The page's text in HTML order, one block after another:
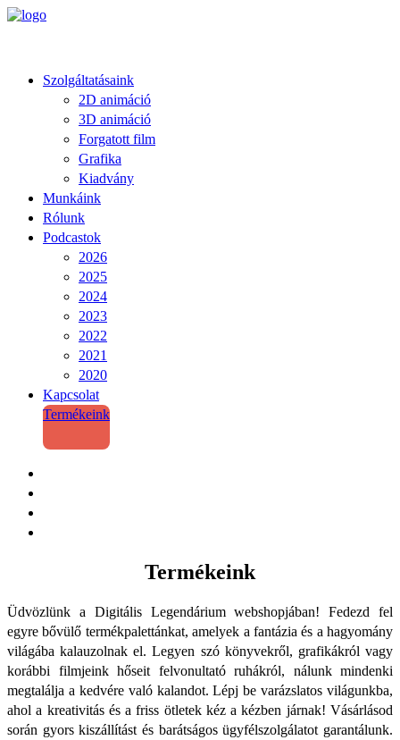
Szolgáltatásaink
2D animáció
3D animáció
Forgatott film
Grafika
Kiadvány
Munkáink
Rólunk
Podcastok
2026
2025
2024
2023
2022
2021
2020
Kapcsolat
Termékeink
Termékeink
Üdvözlünk a Digitális Legendárium webshopjában! Fedezd fel
egyre bővülő termékpalettánkat, amelyek a fantázia és a hagyomány
világába kalauzolnak el. Legyen szó könyvekről, grafikákról vagy
korábbi filmjeink hőseit felvonultató ruhákról, nálunk mindenki
megtalálja a kedvére való kalandot. Lépj be varázslatos világunkba,
ahol a kreativitás és a friss ötletek kéz a kézben járnak! Vásárlásod
során gyors kiszállítást és barátságos ügyfélszolgálatot garantálunk.